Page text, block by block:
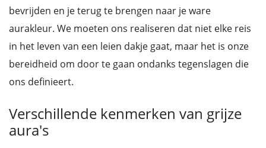
bevrijden en je terug te brengen naar je ware
aurakleur. We moeten ons realiseren dat niet elke reis
in het leven van een leien dakje gaat, maar het is onze
bereidheid om door te gaan ondanks tegenslagen die
ons definieert.
Verschillende kenmerken van grijze
aura's